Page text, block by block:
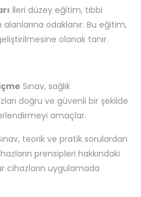
İleri düzey eğitim, tıbbi
alanlarına odaklanır. Bu eğitim,
olanak tanır.
Sınav, sağlık
doğru ve güvenli bir şekilde
amaçlar.
teorik ve pratik sorulardan
prensipleri hakkındaki
cihazların uygulamada